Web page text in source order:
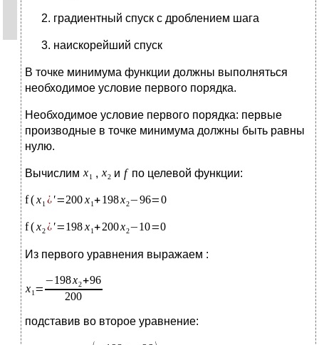
градиентный спуск с дроблением шага
наискорейший спуск
В точке минимума функции должны выполняться
необходимое условие первого порядка.
Необходимое условие первого порядка: первые
производные в точке минимума должны быть равны
нулю.
Вычислим , и по целевой функции:
Из первого уравнения выражаем :
подставив во второе уравнение: